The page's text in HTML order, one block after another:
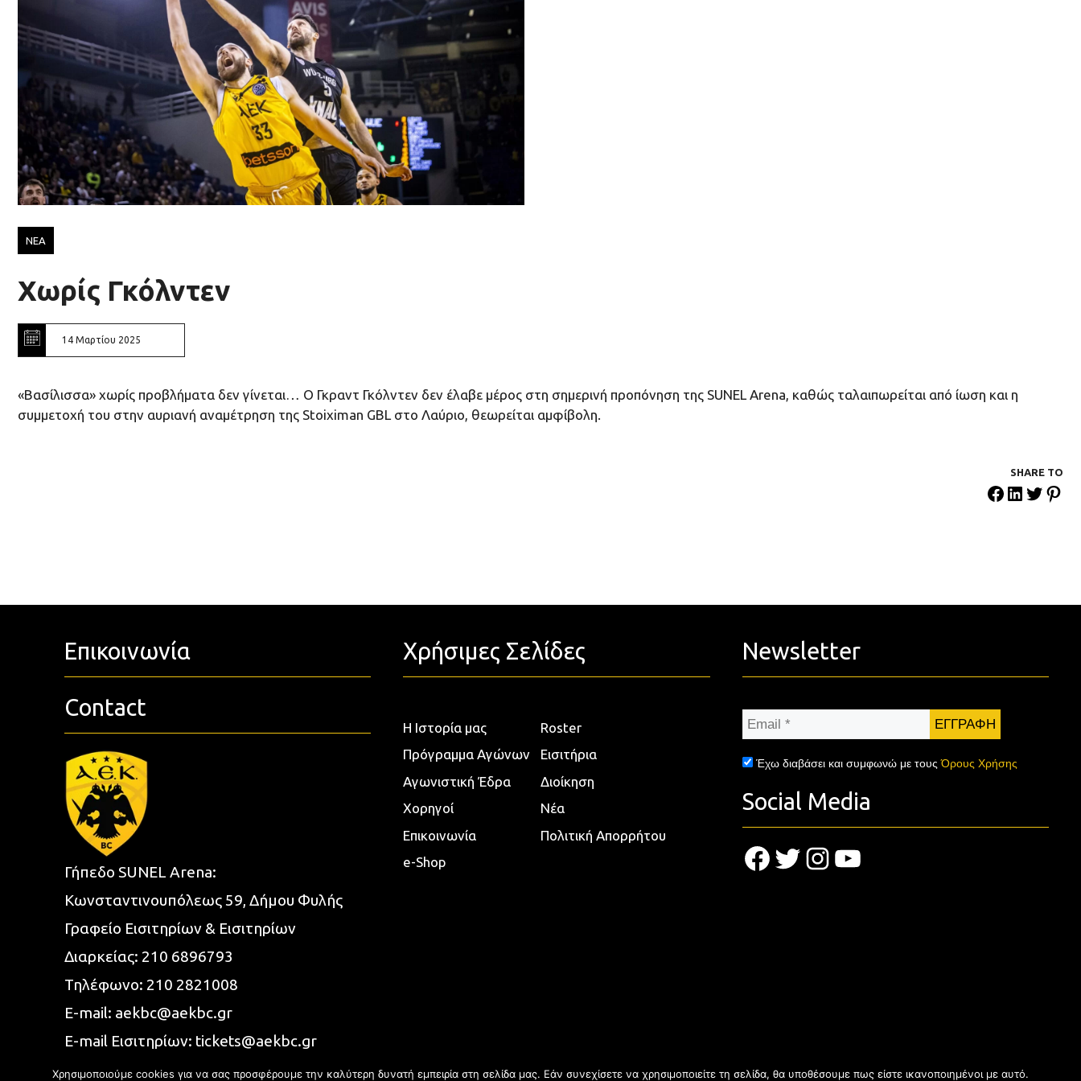
ΝΕΑ
Χωρίς Γκόλντεν
14 Μαρτίου 2025
«Βασίλισσα» χωρίς προβλήματα δεν γίνεται… Ο Γκραντ Γκόλντεν δεν έλαβε μέρος στη σημερινή προπόνηση της SUNEL Arena, καθώς ταλαιπωρείται από ίωση και η
συμμετοχή του στην αυριανή αναμέτρηση της Stoiximan GBL στο Λαύριο, θεωρείται αμφίβολη.
SHARE ΤΟ
Επικοινωνία
Contact
Γήπεδο SUNEL Arena:
Κωνσταντινουπόλεως 59, Δήμου Φυλής
Γραφείο Εισιτηρίων & Εισιτηρίων
Διαρκείας: 210 6896793
Τηλέφωνο: 210 2821008
E-mail: aekbc@aekbc.gr
E-mail Εισιτηρίων: tickets@aekbc.gr
Χρήσιμες Σελίδες
Η Ιστορία μας
Roster
Πρόγραμμα Αγώνων
Εισιτήρια
Αγωνιστική Έδρα
Διοίκηση
Χορηγοί
Νέα
Επικοινωνία
Πολιτική Απορρήτου
e-Shop
Newsletter
Email
Έχω διαβάσει και συμφωνώ με τουςΌρους Χρήσης
Social Media
Facebook
TwitterInstagram
YouTube
Χρησιμοποιούμε cookies για να σας προσφέρουμε την καλύτερη δυνατή εμπειρία στη σελίδα μας. Εάν συνεχίσετε να χρησιμοποιείτε τη σελίδα, θα υποθέσουμε πως είστε ικανοποιημένοι με αυτό.